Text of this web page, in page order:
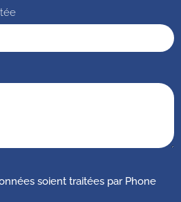
soient traitées par Phone